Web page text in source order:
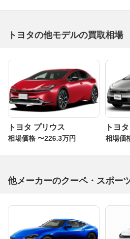
トヨタの他モデルの買取相場
トヨタ プリウス
相場価格 〜226.3万円
トヨ
相場価
他メーカーのクーペ・スポー